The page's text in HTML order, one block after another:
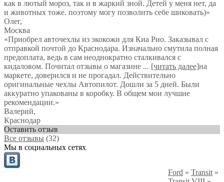
как в лютый мороз, так и в жаркий зной. Детей у меня нет, да
и животных тоже. поэтому могу позволить себе шиковать)»
Олег,
Москва
«Приобрел авточехлы из экокожи для Киа Рио. Заказывал с
отправкой почтой до Краснодара. Изначально смутила полная
предоплата, ведь в сам неоднократно сталкивался с
кидаловом. Почитал отзывы о магазине ... [читать далее]на
маркете, доверился и не прогадал. Действительно
оригинальные чехлы Автопилот. Дошли за 5 дней. Были
аккуратно упакованы в коробку. В общем мои лучшие
рекомендации.»
Валерий,
Краснодар
Оставить отзыв
Все отзывы (32)
Мы в социальных сетях
Ford » Transit »